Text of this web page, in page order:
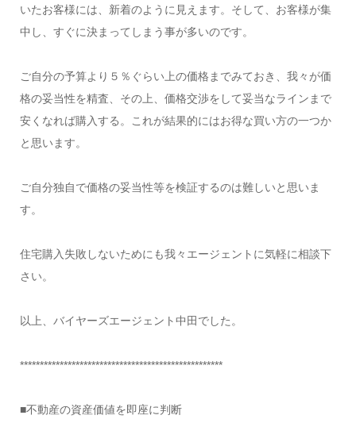
いたお客様には、新着のように見えます。そして、お客様が集
中し、すぐに決まってしまう事が多いのです。
ご自分の予算より５％ぐらい上の価格までみておき、我々が価
格の妥当性を精査、その上、価格交渉をして妥当なラインまで
安くなれば購入する。これが結果的にはお得な買い方の一つか
と思います。
ご自分独自で価格の妥当性等を検証するのは難しいと思いま
す。
住宅購入失敗しないためにも我々エージェントに気軽に相談下
さい。
以上、バイヤーズエージェント中田でした。
***************************************************
■不動産の資産価値を即座に判断